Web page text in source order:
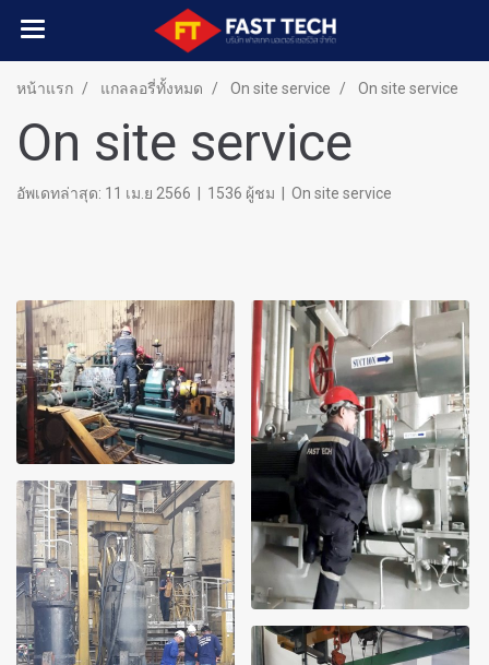
หน้าแรก แกลลอรี่ทั้งหมด On site service On site service
On site service
อัพเดทล่าสุด: 11 เม.ย 2566 1536 ผู้ชม On site service